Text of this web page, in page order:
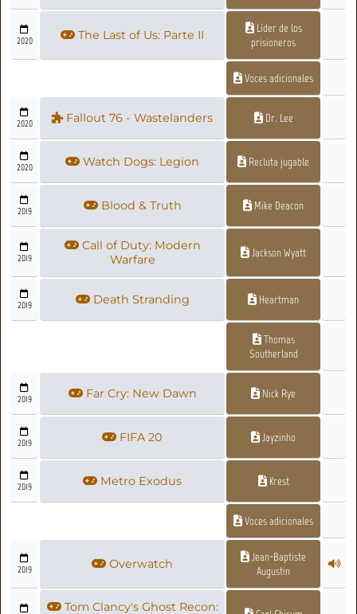
2020 The Last of Us: Parte II
Líder de los
prisioneros
Voces adicionales
2020 Fallout 76 - Wastelanders Dr. Lee
2020 Watch Dogs: Legion Recluta jugable
2019 Blood & Truth Mike Deacon
2019
Call of Duty: Modern
Warfare
Jackson Wyatt
2019 Death Stranding Heartman
Thomas
Southerland
2019 Far Cry: New Dawn Nick Rye
2019 FIFA 20 Jayzinho
2019 Metro Exodus Krest
Voces adicionales
2019 Overwatch
Jean-Baptiste
Augustin
Tom Clancy's Ghost Recon: